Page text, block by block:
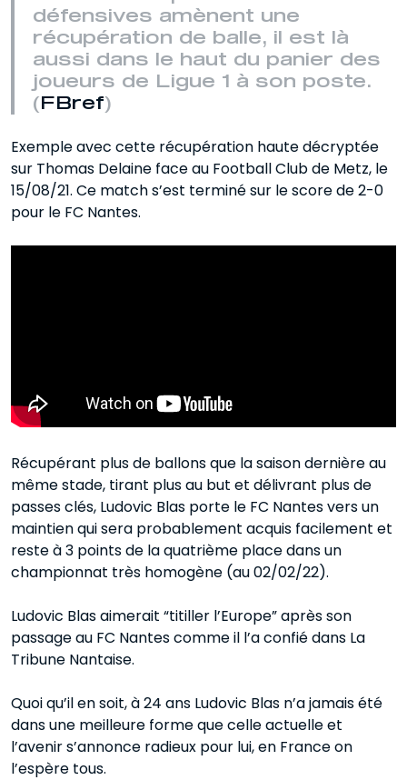
défensives amènent une
récupération de balle, il est là
aussi dans le haut du panier des
joueurs de Ligue 1 à son poste.
( FBref)
Exemple avec cette récupération haute décryptée
sur Thomas Delaine face au Football Club de Metz, le
15/08/21. Ce match s’est terminé sur le score de 2-0
pour le FC Nantes.
Récupérant plus de ballons que la saison dernière au
même stade, tirant plus au but et délivrant plus de
passes clés, Ludovic Blas porte le FC Nantes vers un
maintien qui sera probablement acquis facilement et
reste à 3 points de la quatrième place dans un
championnat très homogène (au 02/02/22).
Ludovic Blas aimerait “titiller l’Europe” après son
passage au FC Nantes comme il l’a confié dans La
Tribune Nantaise.
Quoi qu’il en soit, à 24 ans Ludovic Blas n’a jamais été
dans une meilleure forme que celle actuelle et
l’avenir s’annonce radieux pour lui, en France on
l’espère tous.